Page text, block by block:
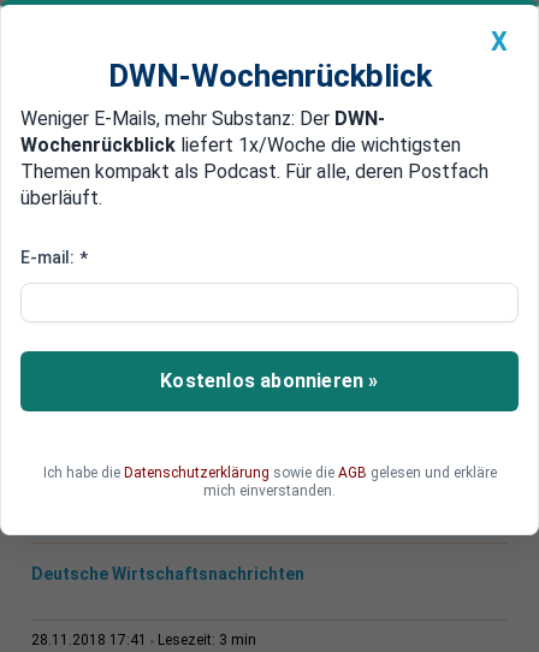
Newsticker MEIN DWN: Geldanlage Premium
Edelmetalle DWN-Magazin China
Krypto-Monitor vom 28. November
Goldman Sachs: Depot-Dienste
für Kryptowährungen sind
unerlässlich
Um seinen Kunden Krypto-Dienste anbieten zu
Angaben verlässliche Depot-Dienste.
Deutsche Wirtschaftsnachrichten
28.11.2018 17:41 Lesezeit: 3 min
X
DWN-Wochenrückblick
Weniger E-Mails, mehr Substanz: Der DWN-
Wochenrückblick liefert 1x/Woche die wichtigsten
Themen kompakt als Podcast. Für alle, deren Postfach
überläuft.
E-mail: *
Kostenlos abonnieren »
Ich habe die Datenschutzerklärung sowie die AGB gelesen und erkläre
mich einverstanden.